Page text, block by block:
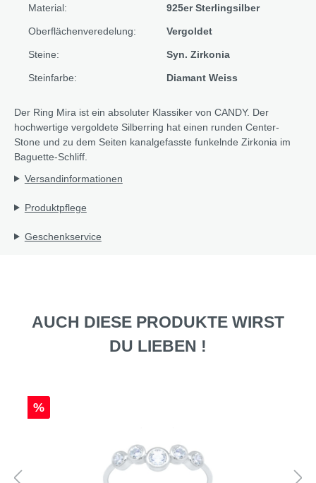
Material: 925er Sterlingsilber
Oberflächenveredelung: Vergoldet
Steine: Syn. Zirkonia
Steinfarbe: Diamant Weiss
Der Ring Mira ist ein absoluter Klassiker von CANDY. Der
hochwertige vergoldete Silberring hat einen runden Center-
Stone und zu dem Seiten kanalgefasste funkelnde Zirkonia im
Baguette-Schliff.
Versandinformationen
Produktpflege
Geschenkservice
AUCH DIESE PRODUKTE WIRST
DU LIEBEN !
%